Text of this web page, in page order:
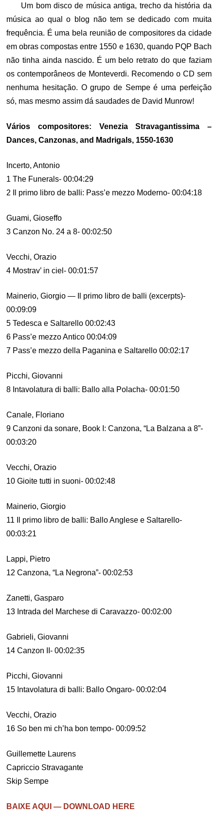
Um bom disco de música antiga, trecho da história da
música ao qual o blog não tem se dedicado com muita
frequência. É uma bela reunião de compositores da cidade
em obras compostas entre 1550 e 1630, quando PQP Bach
não tinha ainda nascido. É um belo retrato do que faziam
os contemporâneos de Monteverdi. Recomendo o CD sem
nenhuma hesitação. O grupo de Sempe é uma perfeição
só, mas mesmo assim dá saudades de David Munrow!
Vários compositores: Venezia Stravagantissima –
Dances, Canzonas, and Madrigals, 1550-1630
Incerto, Antonio
1 The Funerals- 00:04:29
2 Il primo libro de balli: Pass’e mezzo Moderno- 00:04:18
Guami, Gioseffo
3 Canzon No. 24 a 8- 00:02:50
Vecchi, Orazio
4 Mostrav’ in ciel- 00:01:57
Mainerio, Giorgio — Il primo libro de balli (excerpts)-
00:09:09
5 Tedesca e Saltarello 00:02:43
6 Pass’e mezzo Antico 00:04:09
7 Pass’e mezzo della Paganina e Saltarello 00:02:17
Picchi, Giovanni
8 Intavolatura di balli: Ballo alla Polacha- 00:01:50
Canale, Floriano
9 Canzoni da sonare, Book I: Canzona, “La Balzana a 8”-
00:03:20
Vecchi, Orazio
10 Gioite tutti in suoni- 00:02:48
Mainerio, Giorgio
11 Il primo libro de balli: Ballo Anglese e Saltarello-
00:03:21
Lappi, Pietro
12 Canzona, “La Negrona”- 00:02:53
Zanetti, Gasparo
13 Intrada del Marchese di Caravazzo- 00:02:00
Gabrieli, Giovanni
14 Canzon II- 00:02:35
Picchi, Giovanni
15 Intavolatura di balli: Ballo Ongaro- 00:02:04
Vecchi, Orazio
16 So ben mi ch’ha bon tempo- 00:09:52
Guillemette Laurens
Capriccio Stravagante
Skip Sempe
BAIXE AQUI — DOWNLOAD HERE